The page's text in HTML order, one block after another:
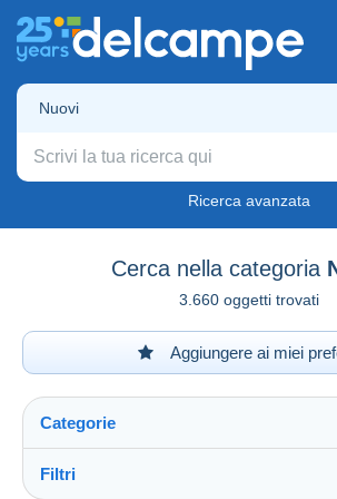
Nuovi
Ricerca avanzata
Cerca nella categoria
3.660 oggetti trovati
Aggiungere ai miei
Categorie
Filtri